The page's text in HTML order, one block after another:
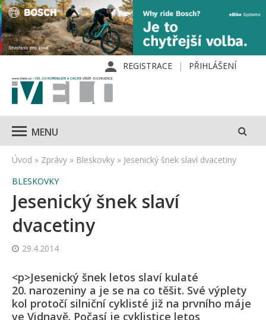
REGISTRACE PŘIHLÁŠENÍ
MENU
Úvod » Zprávy » Bleskovky » Jesenický šnek slaví dvacetiny
BLESKOVKY
Jesenický šnek slaví
dvacetiny
29.4.2014
<p>Jesenický šnek letos slaví kulaté
20. narozeniny a je se na co těšit. Své výplety
kol protočí silniční cyklisté již na prvního máje
ve Vidnavě. Počasí je cyklistice letos